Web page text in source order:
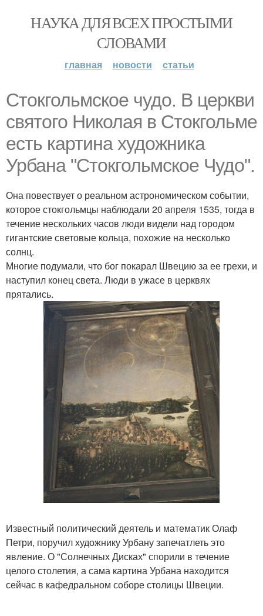
НАУКА ДЛЯ ВСЕХ ПРОСТЫМИ
СЛОВАМИ
главная новости статьи
Стокгольмское чудо. В церкви
святого Николая в Стокгольме
есть картина художника
Урбана "Стокгольмское Чудо".
Она повествует о реальном астрономическом событии,
которое стокгольмцы наблюдали 20 апреля 1535, тогда в
течение нескольких часов люди видели над городом
гигантские световые кольца, похожие на несколько
солнц.
Многие подумали, что бог покарал Швецию за ее грехи, и
наступил конец света. Люди в ужасе в церквях
прятались.
Известный политический деятель и математик Олаф
Петри, поручил художнику Урбану запечатлеть это
явление. О "Солнечных Дисках" спорили в течение
целого столетия, а сама картина Урбана находится
сейчас в кафедральном соборе столицы Швеции.